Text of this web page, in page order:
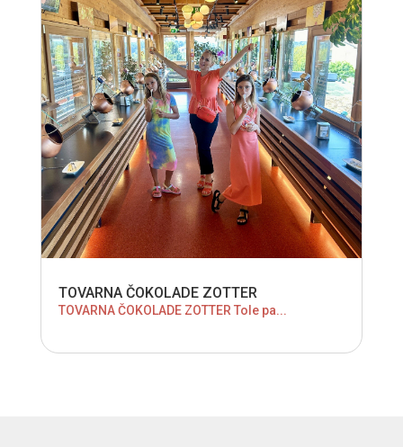
TOVARNA ČOKOLADE ZOTTER
TOVARNA ČOKOLADE ZOTTER Tole pa...